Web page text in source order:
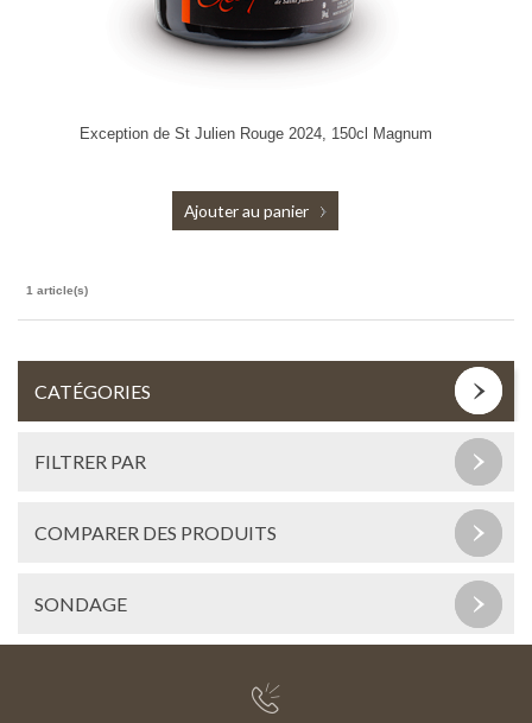
Exception de St Julien Rouge 2024, 150cl Magnum
Ajouter au panier
1 article(s)
CATÉGORIES
FILTRER PAR
COMPARER DES PRODUITS
SONDAGE